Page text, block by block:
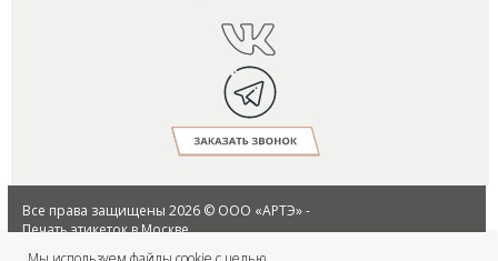
Все права защищены 2026 © ООО «АРТЭ» -
Печать этикеток в Москве
Использование материалов разрешено